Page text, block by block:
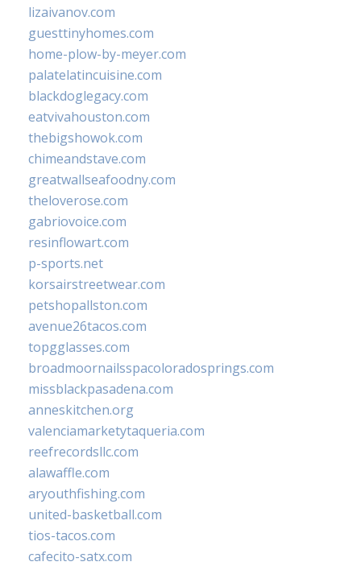
lizaivanov.com
guesttinyhomes.com
home-plow-by-meyer.com
palatelatincuisine.com
blackdoglegacy.com
eatvivahouston.com
thebigshowok.com
chimeandstave.com
greatwallseafoodny.com
theloverose.com
gabriovoice.com
resinflowart.com
p-sports.net
korsairstreetwear.com
petshopallston.com
avenue26tacos.com
topgglasses.com
broadmoornailsspacoloradosprings.com
missblackpasadena.com
anneskitchen.org
valenciamarketytaqueria.com
reefrecordsllc.com
alawaffle.com
aryouthfishing.com
united-basketball.com
tios-tacos.com
cafecito-satx.com